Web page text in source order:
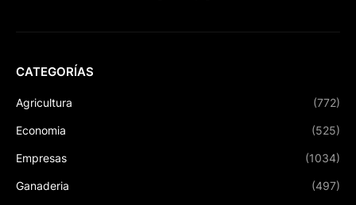
CATEGORÍAS
Agricultura (772)
Economia (525)
Empresas (1034)
Ganaderia (497)